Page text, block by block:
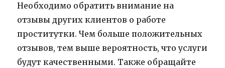
Необходимо обратить внимание на
отзывы других клиентов о работе
проститутки. Чем больше положительных
отзывов, тем выше вероятность, что услуги
будут качественными. Также обращайте